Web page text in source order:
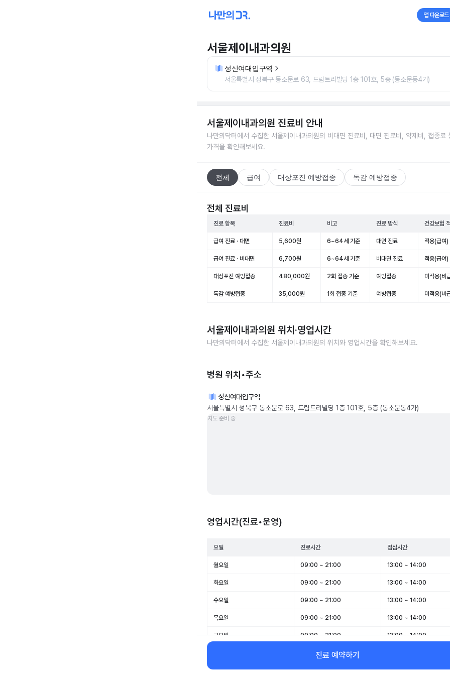
앱 다운로드
서울제이내과의원
성신여대입구역
서울특별시 성북구 동소문로 63, 드림트리빌딩 1층 101호, 5층 (동소문동4가)
서울제이내과의원 진료비 안내
나만의닥터에서 수집한 서울제이내과의원의 비대면 진료비, 대면 진료비, 약제비, 접종료
가격을 확인해보세요.
전체 급여 대상포진 예방접종 독감 예방접종
전체 진료비
진료 항목 진료비 비고 진료 방식 건강보험
급여 진료 · 대면 5,600원 6~64세 기준 대면 진료 적용(급여)
급여 진료 · 비대면 6,700원 6~64세 기준 비대면 진료 적용(급여)
대상포진 예방접종 480,000원 2회 접종 기준 예방접종 미적용(비
독감 예방접종 35,000원 1회 접종 기준 예방접종 미적용(비
서울제이내과의원 위치·영업시간
나만의닥터에서 수집한 서울제이내과의원의 위치와 영업시간을 확인해보세요.
병원 위치•주소
성신여대입구역
서울특별시 성북구 동소문로 63, 드림트리빌딩 1층 101호, 5층 (동소문동4가)
지도 준비 중
영업시간(진료•운영)
요일 진료시간 점심시간
월요일 09:00 ~ 21:00 13:00 ~ 14:00
화요일 09:00 ~ 21:00 13:00 ~ 14:00
수요일 09:00 ~ 21:00 13:00 ~ 14:00
목요일 09:00 ~ 21:00 13:00 ~ 14:00
금요일 09:00 ~ 21:00 13:00 ~ 14:00
09:00 ~ 21:00
일요일 09:00 ~ 21:00 13:00 ~ 14:00
진료 예약하기